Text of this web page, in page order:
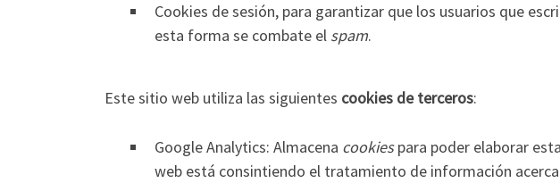
Cookies de sesión, para garantizar que los usuarios que
esta forma se combate el spam.
Este sitio web utiliza las siguientes cookies de terceros:
Google Analytics: Almacena cookiespara poder elaborar
web está consintiendo el tratamiento de información